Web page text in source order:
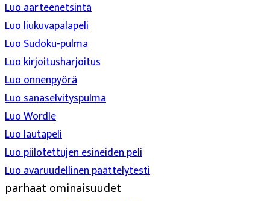
Luo aarteenetsintä
Luo liukuvapalapeli
Luo Sudoku-pulma
Luo kirjoitusharjoitus
Luo onnenpyörä
Luo sanaselvityspulma
Luo Wordle
Luo lautapeli
Luo piilotettujen esineiden peli
Luo avaruudellinen päättelytesti
parhaat ominaisuudet